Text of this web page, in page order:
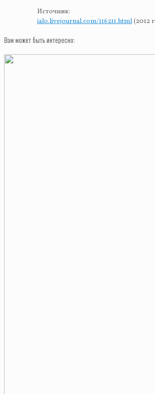
Источник:
ialo.livejournal.com/116211.html(2012
Вам может быть интересно: